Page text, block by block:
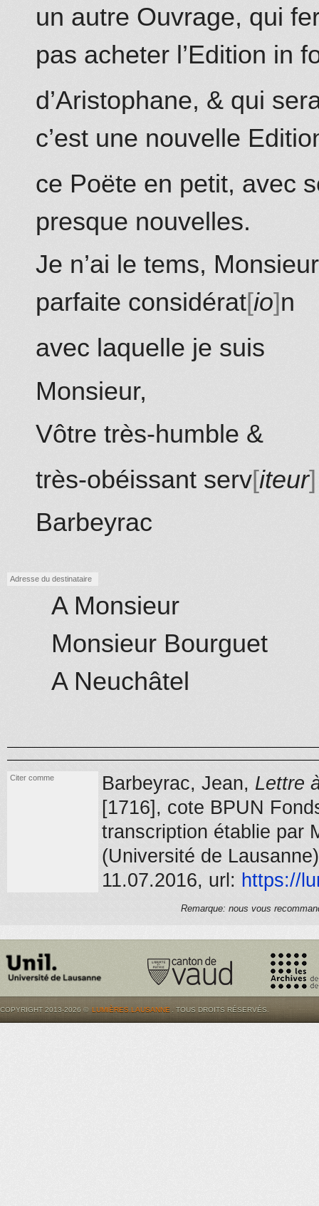
un autre Ouvrage, qui
pas acheter l’Edition in
d’Aristophane, & qui
c’est une nouvelle
ce Poëte en petit, avec
presque nouvelles.
Je n’ai le tems,
parfaite considérat io n
avec laquelle je suis
Monsieur,
Vôtre très-humble &
très-obéissant serv iteur
Barbeyrac
Adresse du destinataire
A Monsieur
Monsieur Bourguet
A Neuchâtel
Citer comme Barbeyrac, Jean, Lettre
[1716], cote BPUN
transcription établie par
(Université de
11.07.2016, url: https://
Remarque: nous vous
COPYRIGHT 2013-2026 © LUMIÈRES.LAUSANNE . TOUS DROITS RÉSERVÉS.